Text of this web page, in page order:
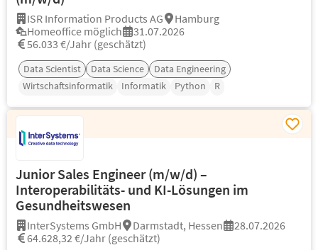
ISR Information Products AG
Hamburg
Homeoffice möglich
31.07.2026
56.033 €/Jahr (geschätzt)
Data Scientist Data Science
Data Engineering
Wirtschaftsinformatik
Informatik Python R
Junior Sales Engineer (m/w/d) –
Interoperabilitäts- und KI-Lösungen im
Gesundheitswesen
InterSystems GmbH Darmstadt, Hessen
28.07.2026
64.628,32 €/Jahr (geschätzt)